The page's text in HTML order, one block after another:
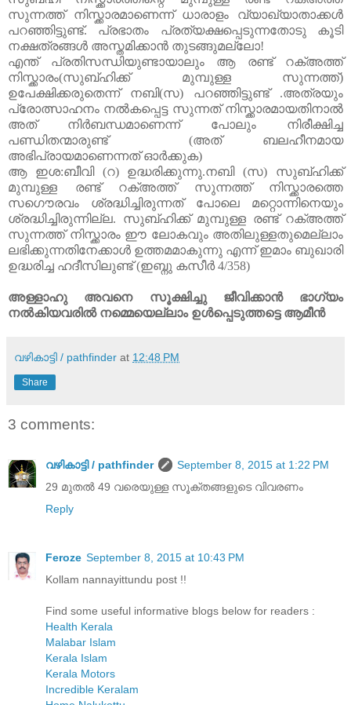
സുന്നത്ത്
നിസ്ക്കാരമാണെന്ന് ധാരാളം
വ്യാഖ്യാതാക്കൾ
പറഞ്ഞിട്ടുണ്ട്. പ്രഭാതം പ്രത്യക്ഷപ്പെടുന്നതോടു
കൂടി
നക്ഷത്രങ്ങൾ അസ്തമിക്കാൻ തുടങ്ങുമല്ലോ!
എന്ത്
പ്രതിസന്ധിയുണ്ടായാലും ആ രണ്ട്
റക്അത്ത്
നിസ്ക്കാരം(സുബ്ഹിക്ക് മുമ്പുള്ള സുന്നത്ത്)
ഉപേക്ഷിക്കരുതെന്ന്
നബി(സ) പറഞ്ഞിട്ടുണ്ട്.അത്രയും
പ്രോത്സാഹനം നൽകപ്പെട്ട സുന്നത് നിസ്ക്കാരമായതിനാൽ
അത്
നിർബന്ധമാണെന്ന് പോലും
നിരീക്ഷിച്ച
പണ്ഡിതന്മാരുണ്ട്(അത്
ബലഹീനമായ
അഭിപ്രായമാണെന്നത് ഓർക്കുക)
ആ
ഇശ:ബീവി(റ) ഉദ്ധരിക്കുന്നു.നബി(സ) സുബ്ഹിക്ക്
മുമ്പുള്ള
രണ്ട് റക്അത്ത് സുന്നത്ത്
നിസ്ക്കാരത്തെ
സഗൌരവം
ശ്രദ്ധിച്ചിരുന്നത് പോലെ
മറ്റൊന്നിനെയും
ശ്രദ്ധിച്ചിരുന്നില്ല. സുബ്ഹിക്ക് മുമ്പുള്ള രണ്ട് റക്അത്ത്
സുന്നത്ത് നിസ്ക്കാരം ഈ ലോകവും അതിലുള്ളതുമെല്ലാം
ലഭിക്കുന്നതിനേക്കാൾ ഉത്തമമാകുന്നു എന്ന് ഇമാം ബുഖാരി
ഉദ്ധരിച്ച ഹദീസിലുണ്ട്(ഇബ്നു കസീർ4/358)
അള്ളാഹു അവനെ സൂക്ഷിച്ചു ജീവിക്കാൻ
ഭാഗ്യം
നൽകിയവരിൽ നമ്മെയെല്ലാം ഉൾപ്പെടുത്തട്ടെ ആമീൻ
വഴികാട്ടി / pathfinder at 12:48 PM
Share
3 comments:
വഴികാട്ടി / pathfinder
September 8, 2015 at 1:22 PM
29 മുതൽ 49 വരെയുള്ള സൂക്തങ്ങളുടെ വിവരണം
Reply
Feroze September 8, 2015 at 10:43 PM
Kollam nannayittundu post !!
Find some useful informative blogs below for readers :
Health Kerala
Malabar Islam
Kerala Islam
Kerala Motors
Incredible Keralam